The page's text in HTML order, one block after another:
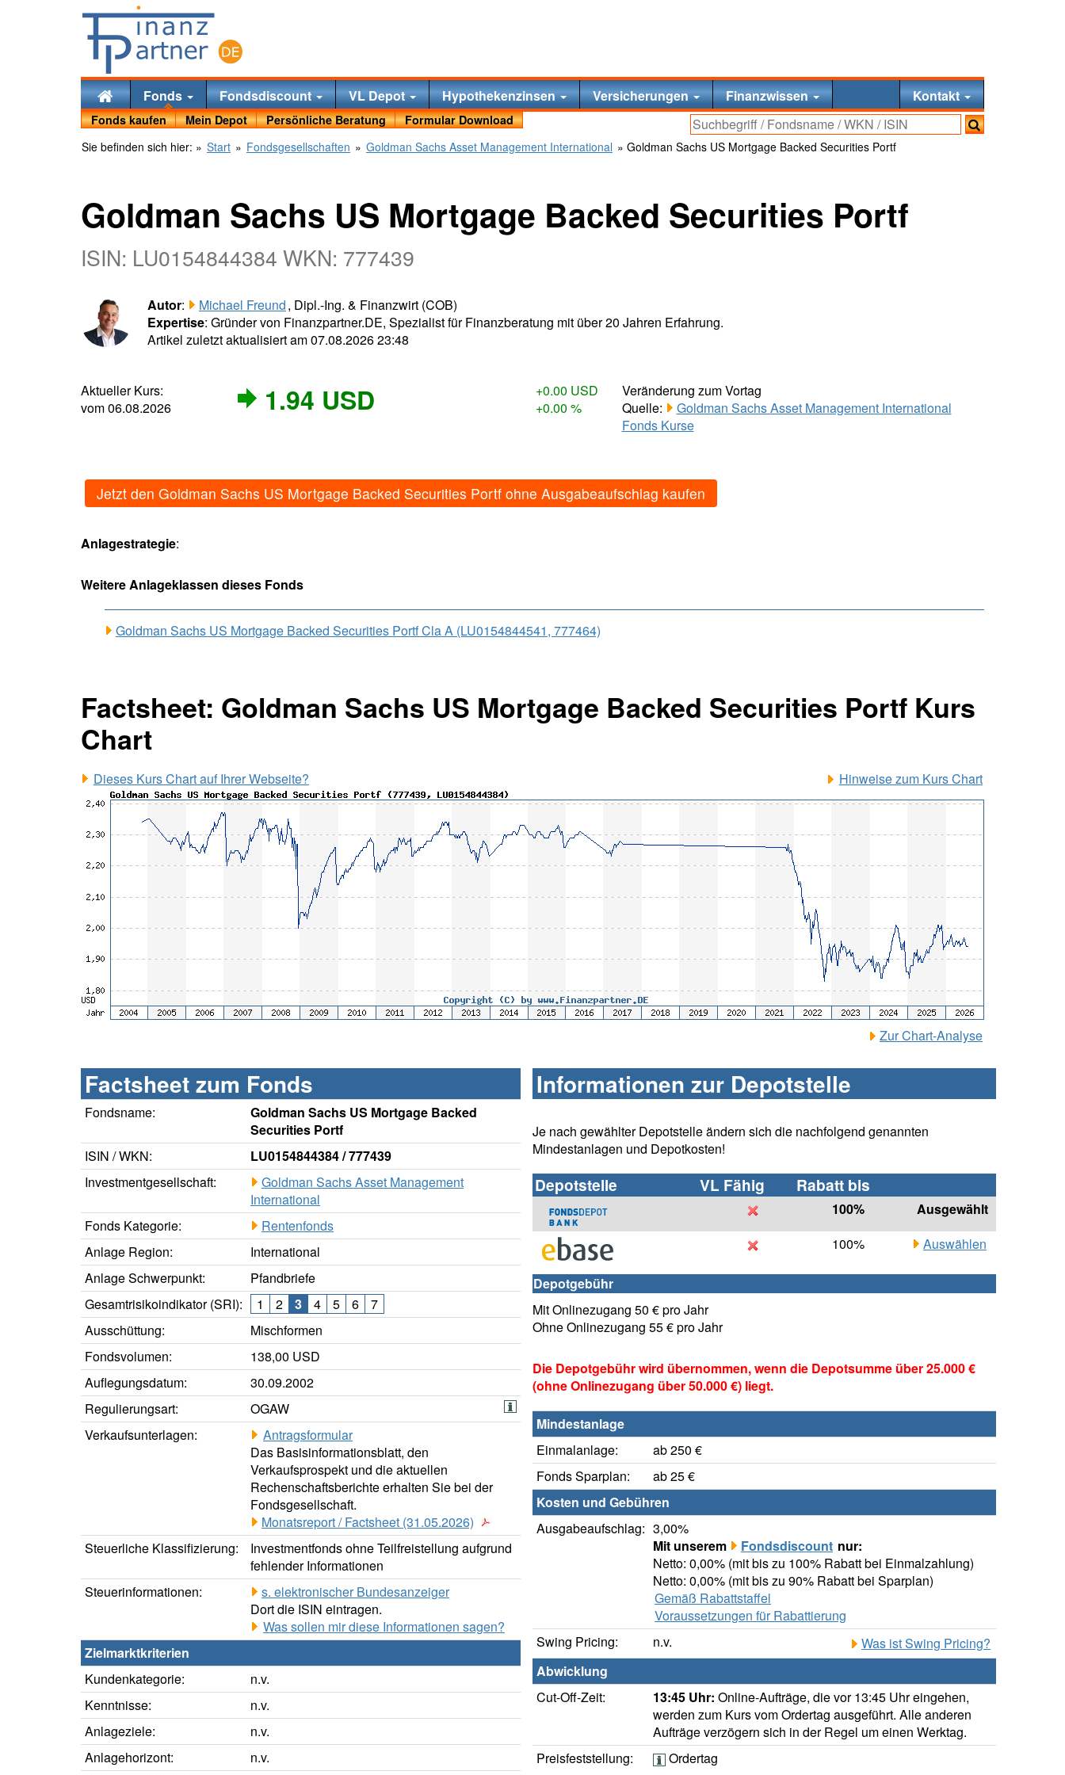
Fonds Fondsdiscount VL Depot Hypothekenzinsen Versicherungen Finanzwissen Kontakt
Fonds kaufen Mein Depot Persönliche Beratung
Formular Download
Sie befinden sich hier: » Start » Fondsgesellschaften » Goldman Sachs Asset Management International » Goldman Sachs US Mortgage Backed Securities Portf
Goldman Sachs US Mortgage Backed Securities Portf
ISIN: LU0154844384 WKN: 777439
Autor: Michael Freund, Dipl.-Ing. & Finanzwirt (COB)
Expertise: Gründer von Finanzpartner.DE, Spezialist für Finanzberatung mit über 20 Jahren Erfahrung.
Artikel zuletzt aktualisiert am 07.08.2026 23:48
Aktueller Kurs:
vom 06.08.2026
1.94 USD
+0.00 USD
+0.00 %
Veränderung zum Vortag
Quelle:
Goldman Sachs Asset Management International
Fonds Kurse
Jetzt den Goldman Sachs US Mortgage Backed Securities Portf ohne Ausgabeaufschlag kaufen
Anlagestrategie:
Weitere Anlageklassen dieses Fonds
Goldman Sachs US Mortgage Backed Securities Portf Cla A (LU0154844541, 777464)
Factsheet: Goldman Sachs US Mortgage Backed Securities Portf Kurs
Chart
Dieses Kurs Chart auf Ihrer Webseite? Hinweise zum Kurs Chart
Zur Chart-Analyse
Factsheet zum Fonds
Fondsname:
Goldman Sachs US Mortgage Backed
Securities Portf
ISIN / WKN:
LU0154844384 / 777439
Investmentgesellschaft:
Goldman Sachs Asset Management
International
Fonds Kategorie:
Rentenfonds
Anlage Region:
International
Anlage Schwerpunkt:
Pfandbriefe
Gesamtrisikoindikator (SRI):
1 2 3 4 5 6
7
Ausschüttung:
Mischformen
Fondsvolumen:
138,00 USD
Auflegungsdatum:
30.09.2002
Regulierungsart:
OGAW
Verkaufsunterlagen:
Antragsformular
Das Basisinformationsblatt, den
Verkaufsprospekt und die aktuellen
Rechenschaftsberichte erhalten Sie bei der
Fondsgesellschaft.
Monatsreport / Factsheet (31.05.2026)
Steuerliche Klassifizierung:
Investmentfonds ohne Teilfreistellung aufgrund
fehlender Informationen
Steuerinformationen:
s. elektronischer Bundesanzeiger
Dort die ISIN eintragen.
Was sollen mir diese Informationen sagen?
Zielmarktkriterien
Kundenkategorie:
n.v.
Kenntnisse:
n.v.
Anlageziele:
n.v.
Anlagehorizont:
n.v.
Informationen zur Depotstelle
Je nach gewählter Depotstelle ändern sich die nachfolgend genannten
Mindestanlagen und Depotkosten!
Depotstelle VL Fähig Rabatt bis
100%
Ausgewählt
100%
Auswählen
Depotgebühr
Mit Onlinezugang 50 € pro Jahr
Ohne Onlinezugang 55 € pro Jahr
Die Depotgebühr wird übernommen, wenn die Depotsumme über 25.000 €
(ohne Onlinezugang über 50.000 €) liegt.
Mindestanlage
Einmalanlage:
ab 250 €
Fonds Sparplan:
ab 25 €
Kosten und Gebühren
Ausgabeaufschlag: 3,00%
Mit unserem
Fondsdiscount nur:
Netto: 0,00% (mit bis zu 100% Rabatt bei Einmalzahlung)
Netto: 0,00% (mit bis zu 90% Rabatt bei Sparplan)
Gemäß Rabattstaffel
Voraussetzungen für Rabattierung
Swing Pricing:
n.v.
Was ist Swing Pricing?
Abwicklung
Cut-Off-Zeit:
13:45 Uhr: Online-Aufträge, die vor 13:45 Uhr eingehen,
werden zum Kurs vom Ordertag ausgeführt. Alle anderen
Aufträge verzögern sich in der Regel um einen Werktag.
Preisfeststellung:
Ordertag